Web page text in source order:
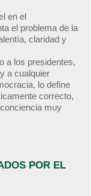
en el
el problema de la
claridad y
a los presidentes,
a cualquier
lo define
correcto,
muy
POR EL